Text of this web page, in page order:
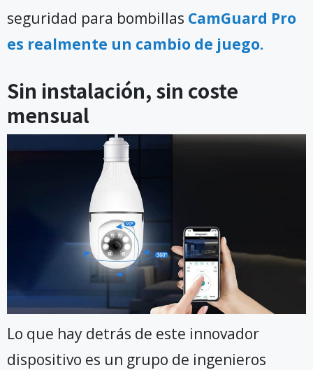
seguridad para bombillas CamGuard Pro
es realmente un cambio de juego.
Sin instalación, sin coste
mensual
Lo que hay detrás de este innovador
dispositivo es un grupo de ingenieros